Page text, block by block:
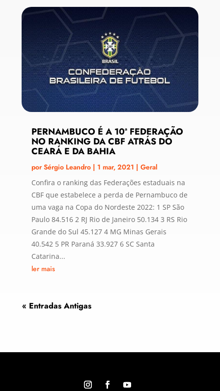
PERNAMBUCO É A 10ª FEDERAÇÃO
NO RANKING DA CBF ATRÁS DO
CEARÁ E DA BAHIA
porSérgio Leandro| 1 mar, 2021 | Geral
Confira o ranking das Federações estaduais na
CBF que estabelece a perda de Pernambuco de
uma vaga na Copa do Nordeste 2022: 1 SP São
Paulo 84.516 2 RJ Rio de Janeiro 50.134 3 RS Rio
Grande do Sul 45.127 4 MG Minas Gerais
40.542 5 PR Paraná 33.927 6 SC Santa
Catarina...
ler mais
« Entradas Antigas